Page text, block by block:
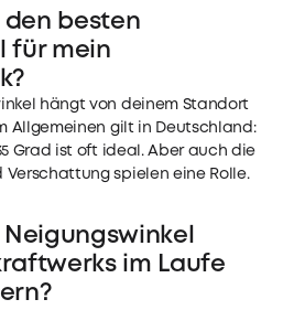
den besten
für mein
hängt von deinem Standort
Allgemeinen gilt in Deutschland:
Grad ist oft ideal. Aber auch die
spielen eine Rolle.
im Laufe